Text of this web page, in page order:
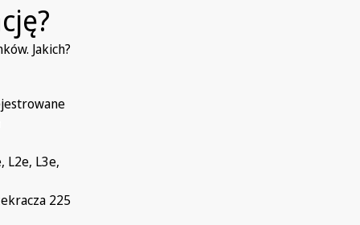
Jakich?
L2e, L3e,
225